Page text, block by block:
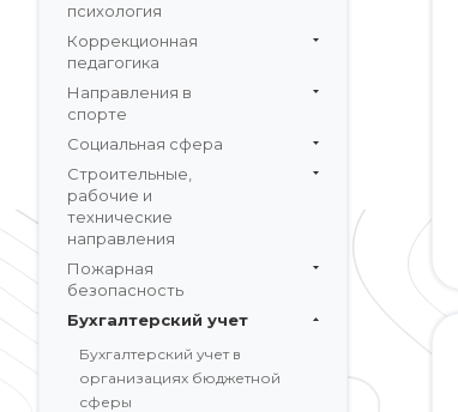
психология
Коррекционная
педагогика
Направления в
спорте
Социальная сфера
Строительные,
рабочие и
технические
направления
Пожарная
безопасность
Бухгалтерский учет
Бухгалтерский учет в
организациях бюджетной
сферы